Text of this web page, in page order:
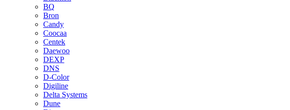
BQ
Bron
Candy
Coocaa
Centek
Daewoo
DEXP
DNS
D-Color
Digiline
Delta Systems
Dune